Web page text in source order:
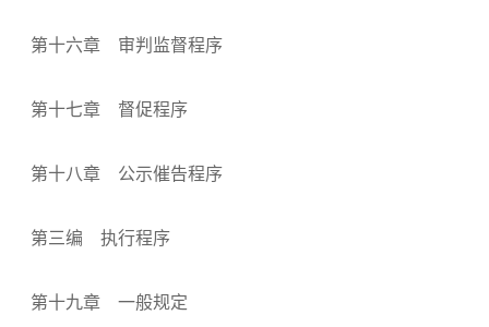
第十六章 审判监督程序
第十七章 督促程序
第十八章 公示催告程序
第三编 执行程序
第十九章 一般规定